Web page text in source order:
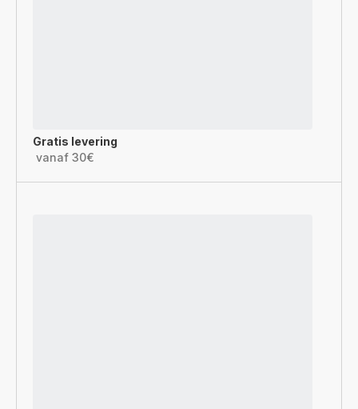
Gratis levering
vanaf 30€